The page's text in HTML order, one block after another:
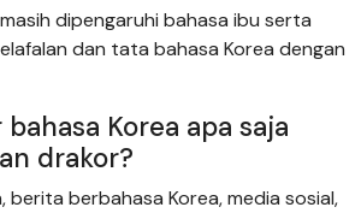
dipengaruhi bahasa ibu serta
dan tata bahasa Korea dengan
Korea apa saja
drakor?
berita berbahasa Korea, media sosial,